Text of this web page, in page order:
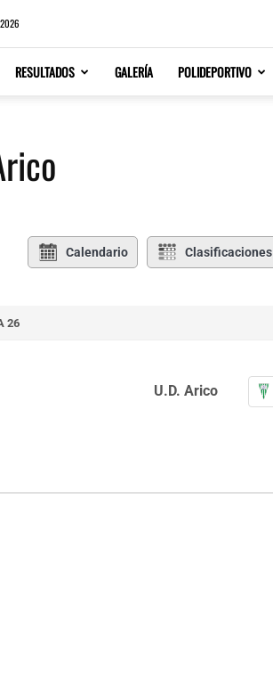
RESULTADOS GALERÍA POLIDEPORTIVO
Calendario Clasificaciones
26
U.D. Arico